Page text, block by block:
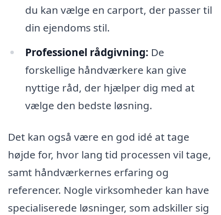
du kan vælge en carport, der passer til
din ejendoms stil.
Professionel rådgivning: De
forskellige håndværkere kan give
nyttige råd, der hjælper dig med at
vælge den bedste løsning.
Det kan også være en god idé at tage
højde for, hvor lang tid processen vil tage,
samt håndværkernes erfaring og
referencer. Nogle virksomheder kan have
specialiserede løsninger, som adskiller sig